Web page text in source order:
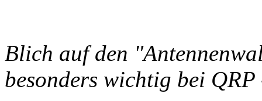
Blich auf den
besonders wichtig bei